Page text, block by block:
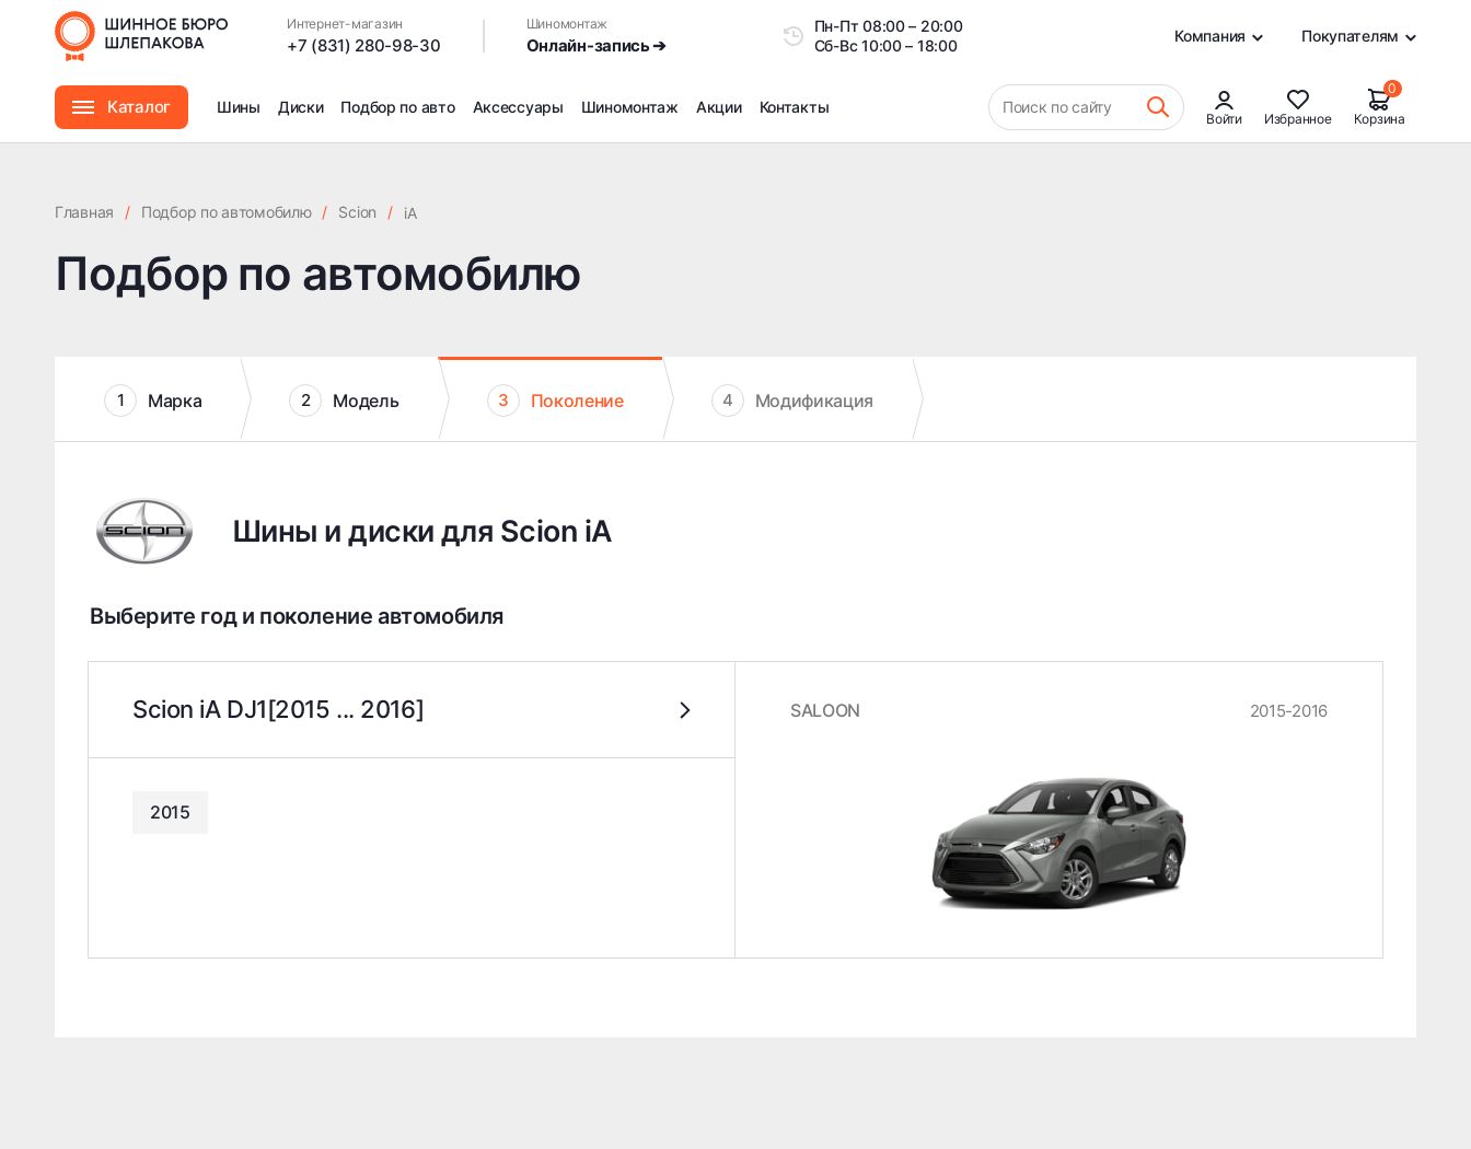
Интернет-магазин
+7 (831) 280-98-30
Шиномонтаж
Онлайн-запись ➔
Пн-Пт08:00 – 20:00
Сб-Вс10:00 – 18:00
Компания Покупателям
Каталог
Автомасла
Шины Диски Подбор по авто Аксессуары Шиномонтаж
Сезонное хранение
Правка дисков
Снятие секреток, проблемных болтов и гаек
Доп услуги на Шиномонтаже
Дошиповка, Ошиповка, Перешиповка зимней резины
Шумоизоляция покрышек
Акции Контакты Поиск по сайту
Войти Избранное
0
Корзина
Главная / Подбор по автомобилю / Scion / iA
Подбор по автомобилю
1 Марка 2 Модель 3 Поколение 4 Модификация
Шины и диски для Scion iA
Выберите год и поколение автомобиля
Scion iA DJ1[2015 ... 2016]
2015
SALOON 2015-2016